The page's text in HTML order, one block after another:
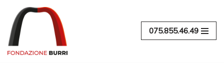
Vai
al
contenuto
075.855.46.49